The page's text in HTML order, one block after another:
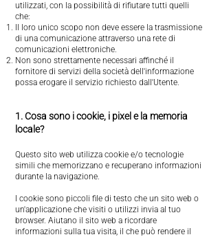
utilizzati, con la possibilità di rifiutare tutti quelli
che:
Il loro unico scopo non deve essere la trasmissione
di una comunicazione attraverso una rete di
comunicazioni elettroniche.
Non sono strettamente necessari affinché il
fornitore di servizi della società dell'informazione
possa erogare il servizio richiesto dall'Utente.
1. Cosa sono i cookie, i pixel e la memoria
locale?
Questo sito web utilizza cookie e/o tecnologie
simili che memorizzano e recuperano informazioni
durante la navigazione.
I cookie sono piccoli file di testo che un sito web o
un'applicazione che visiti o utilizzi invia al tuo
browser. Aiutano il sito web a ricordare
informazioni sulla tua visita, il che può rendere il